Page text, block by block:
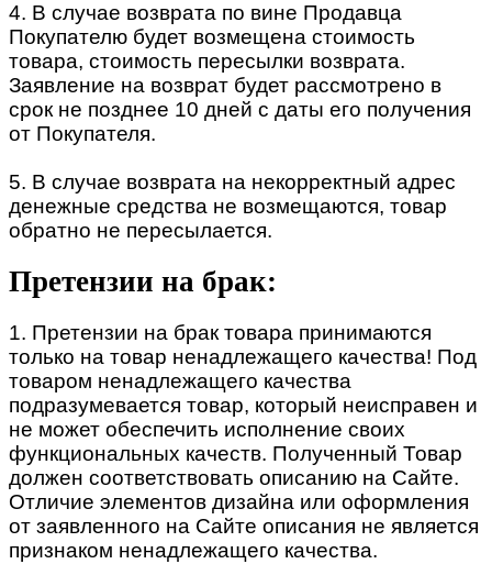
4. В случае возврата по вине Продавца
Покупателю будет возмещена стоимость
товара, стоимость пересылки возврата.
Заявление на возврат будет рассмотрено в
срок не позднее 10 дней с даты его получения
от Покупателя.
5. В случае возврата на некорректный адрес
денежные средства не возмещаются, товар
обратно не пересылается.
Претензии на брак:
1. Претензии на брак товара принимаются
только на товар ненадлежащего качества! Под
товаром ненадлежащего качества
подразумевается товар, который неисправен и
не может обеспечить исполнение своих
функциональных качеств. Полученный Товар
должен соответствовать описанию на Сайте.
Отличие элементов дизайна или оформления
от заявленного на Сайте описания не является
признаком ненадлежащего качества.